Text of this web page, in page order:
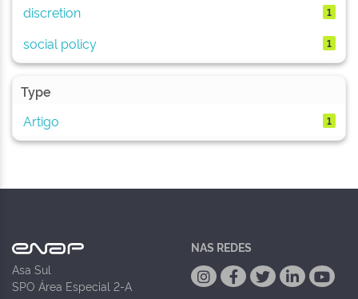
discretion
1
social policy 1
Type
Artigo
1
Asa Sul
SPO Área Especial 2-A
NAS REDES